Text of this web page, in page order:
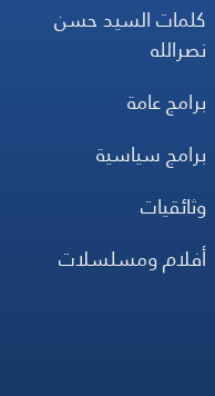
كلمات السيد حسن
نصرالله
برامج عامة
برامج سياسية
وثائقيات
أفلام ومسلسلات